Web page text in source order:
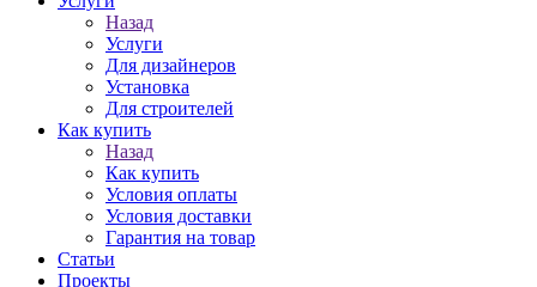
Назад
Услуги
Для дизайнеров
Установка
Для строителей
Как купить
Назад
Как купить
Условия оплаты
Условия доставки
Гарантия на товар
Статьи
Проекты